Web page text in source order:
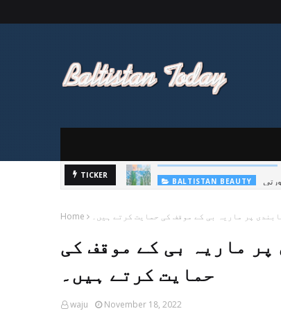
TICKER BALTISTAN BEAUTY
Home پر ماریہ بی کے موقف کی حمایت کرتے ہیں۔
ماریہ بی کے موقف کی
حمایت کرتے ہیں۔
waju November 18, 2022